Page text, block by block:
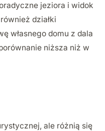
jeziora i widok
działki
własnego domu z dala
niższa niż w
ale różnią się